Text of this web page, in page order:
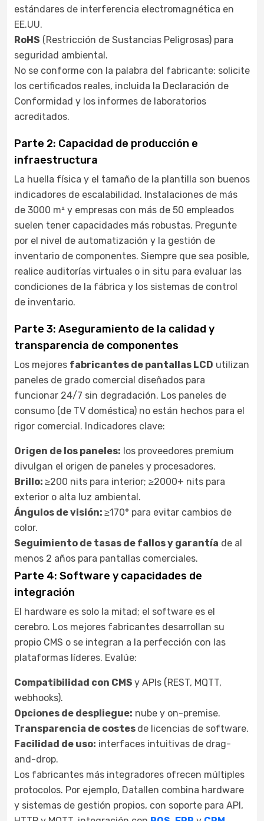
estándares de interferencia electromagnética en
EE.UU.
RoHS (Restricción de Sustancias Peligrosas) para
seguridad ambiental.
No se conforme con la palabra del fabricante: solicite
los certificados reales, incluida la Declaración de
Conformidad y los informes de laboratorios
acreditados.
Parte 2: Capacidad de producción e
infraestructura
La huella física y el tamaño de la plantilla son buenos
indicadores de escalabilidad. Instalaciones de más
de 3000 m² y empresas con más de 50 empleados
suelen tener capacidades más robustas. Pregunte
por el nivel de automatización y la gestión de
inventario de componentes. Siempre que sea posible,
realice auditorías virtuales o in situ para evaluar las
condiciones de la fábrica y los sistemas de control
de inventario.
Parte 3: Aseguramiento de la calidad y
transparencia de componentes
Los mejores fabricantes de pantallas LCD utilizan
paneles de grado comercial diseñados para
funcionar 24/7 sin degradación. Los paneles de
consumo (de TV doméstica) no están hechos para el
rigor comercial. Indicadores clave:
Origen de los paneles: los proveedores premium
divulgan el origen de paneles y procesadores.
Brillo: ≥200 nits para interior; ≥2000+ nits para
exterior o alta luz ambiental.
Ángulos de visión: ≥170° para evitar cambios de
color.
Seguimiento de tasas de fallos y garantía de al
menos 2 años para pantallas comerciales.
Parte 4: Software y capacidades de
integración
El hardware es solo la mitad; el software es el
cerebro. Los mejores fabricantes desarrollan su
propio CMS o se integran a la perfección con las
plataformas líderes. Evalúe:
Compatibilidad con CMS y APIs (REST, MQTT,
webhooks).
Opciones de despliegue: nube y on-premise.
Transparencia de costes de licencias de software.
Facilidad de uso: interfaces intuitivas de drag-
and-drop.
Los fabricantes más integradores ofrecen múltiples
protocolos. Por ejemplo, Datallen combina hardware
y sistemas de gestión propios, con soporte para API,